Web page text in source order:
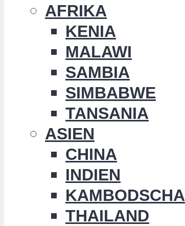
AFRIKA
KENIA
MALAWI
SAMBIA
SIMBABWE
TANSANIA
ASIEN
CHINA
INDIEN
KAMBODSCHA
THAILAND